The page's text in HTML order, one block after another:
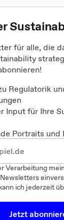
für alle, die
Regulatorik
Input für Ihre
Portraits und
Verarbeitung
ich jederzeit
Jetzt